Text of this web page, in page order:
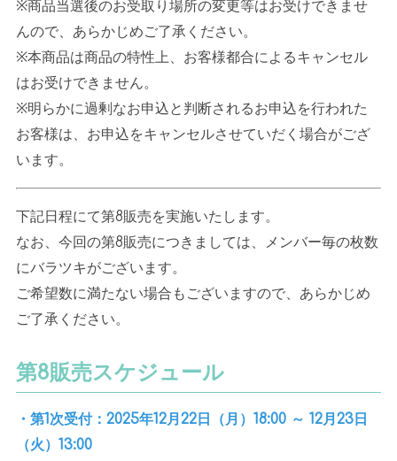
※商品当選後のお受取り場所の変更等はお受けできませ
んので、あらかじめご了承ください。
※本商品は商品の特性上、お客様都合によるキャンセル
はお受けできません。
※明らかに過剰なお申込と判断されるお申込を行われた
お客様は、お申込をキャンセルさせていだく場合がござ
います。
下記日程にて第8販売を実施いたします。
なお、今回の第8販売につきましては、メンバー毎の枚数
にバラツキがございます。
ご希望数に満たない場合もございますので、あらかじめ
ご了承ください。
第8販売スケジュール
・第1次受付：2025年12月22日（月）18:00 ～ 12月23日
（火） 13:00